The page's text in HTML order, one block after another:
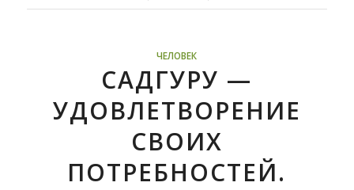
ЧЕЛОВЕК
САДГУРУ —
УДОВЛЕТВОРЕНИЕ
СВОИХ
ПОТРЕБНОСТЕЙ.